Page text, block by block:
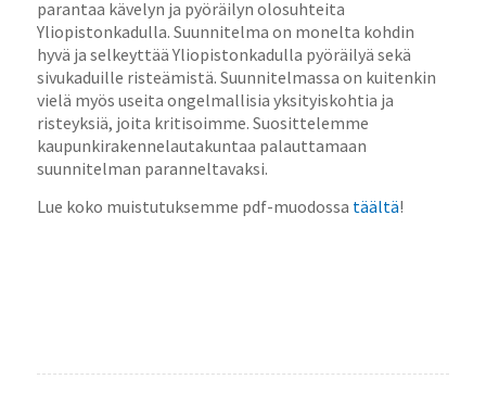
parantaa kävelyn ja pyöräilyn olosuhteita
Yliopistonkadulla. Suunnitelma on monelta kohdin
hyvä ja selkeyttää Yliopistonkadulla pyöräilyä sekä
sivukaduille risteämistä. Suunnitelmassa on kuitenkin
vielä myös useita ongelmallisia yksityiskohtia ja
risteyksiä, joita kritisoimme. Suosittelemme
kaupunkirakennelautakuntaa palauttamaan
suunnitelman paranneltavaksi.
Lue koko muistutuksemme pdf-muodossa täältä!